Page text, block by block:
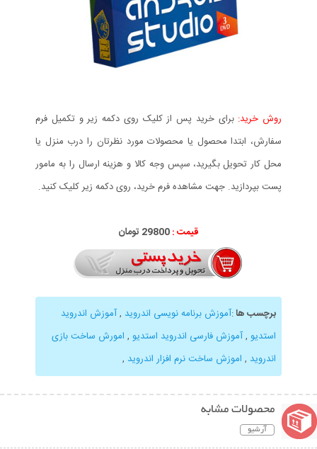
روش خرید: برای خرید پس از کلیک روی دکمه زیر و تکمیل فرم
سفارش، ابتدا محصول یا محصولات مورد نظرتان را درب منزل یا
محل کار تحویل بگیرید، سپس وجه کالا و هزینه ارسال را به مامور
پست بپردازید. جهت مشاهده فرم خرید، روی دکمه زیر کلیک کنید.
قیمت :29800 تومان
برچسب ها:آموزش برنامه نویسی اندروید ,آموزش اندروید
استدیو ,آموزش فارسی اندروید استدیو , امورش ساخت بازی
اندروید , اموزش ساخت نرم افزار اندروید ,
محصولات مشابه
آرشیو